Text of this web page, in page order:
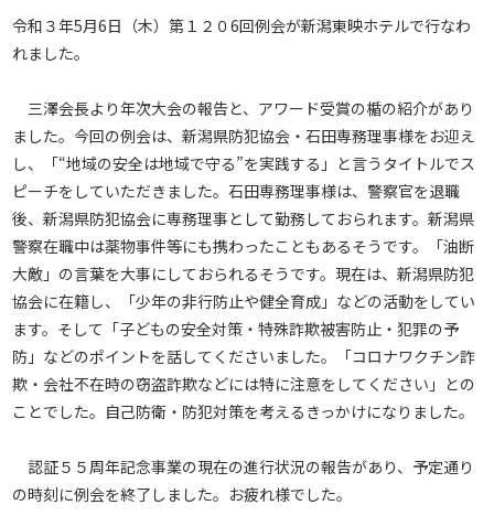
令和３年5月6日（木）第１２０6回例会が新潟東映ホテルで行なわ
れました。
三澤会長より年次大会の報告と、アワード受賞の楯の紹介があり
ました。今回の例会は、新潟県防犯協会・石田専務理事様をお迎え
し、「“地域の安全は地域で守る”を実践する」と言うタイトルでス
ピーチをしていただきました。石田専務理事様は、警察官を退職
後、新潟県防犯協会に専務理事として勤務しておられます。新潟県
警察在職中は薬物事件等にも携わったこともあるそうです。「油断
大敵」の言葉を大事にしておられるそうです。現在は、新潟県防犯
協会に在籍し、「少年の非行防止や健全育成」などの活動をしてい
ます。そして「子どもの安全対策・特殊詐欺被害防止・犯罪の予
防」などのポイントを話してくださいました。「コロナワクチン詐
欺・会社不在時の窃盗詐欺などには特に注意をしてください」との
ことでした。自己防衛・防犯対策を考えるきっかけになりました。
認証５５周年記念事業の現在の進行状況の報告があり、予定通り
の時刻に例会を終了しました。お疲れ様でした。